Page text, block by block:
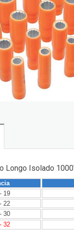
Longo Isolado
19
22
30
32